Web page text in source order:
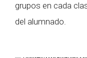
grupos en cada
del alumnado.